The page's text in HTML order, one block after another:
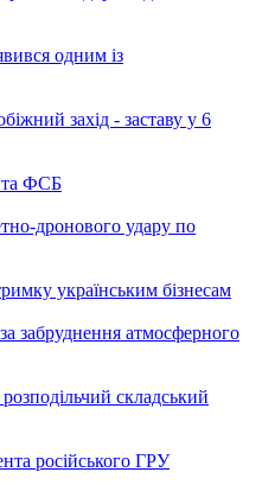
одним із
захід - заставу у 6
ФСБ
дронового удару по
українським бізнесам
забруднення атмосферного
складський
російського ГРУ